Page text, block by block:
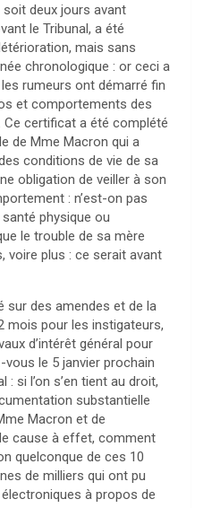
deux jours avant
le Tribunal, a été
mais sans
chronologique : or ceci a
rumeurs ont démarré fin
et comportements des
Ce certificat a été complété
de Mme Macron qui a
conditions de vie de sa
obligation de veiller à son
: n’est-on pas
physique ou
le trouble de sa mère
voire plus : ce serait avant
sur des amendes et de la
mois pour les instigateurs,
d’intérêt général pour
vous le 5 janvier prochain
: si l’on s’en tient au droit,
substantielle
Macron et de
cause à effet, comment
quelconque de ces 10
de milliers qui ont pu
à propos de